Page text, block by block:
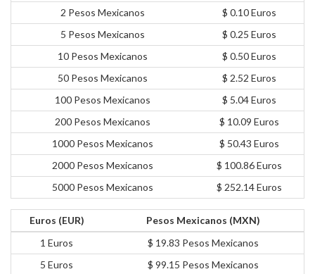
2 Pesos Mexicanos
$ 0.10 Euros
5 Pesos Mexicanos
$ 0.25 Euros
10 Pesos Mexicanos
$ 0.50 Euros
50 Pesos Mexicanos
$ 2.52 Euros
100 Pesos Mexicanos
$ 5.04 Euros
200 Pesos Mexicanos
$ 10.09 Euros
1000 Pesos Mexicanos
$ 50.43 Euros
2000 Pesos Mexicanos
$ 100.86 Euros
5000 Pesos Mexicanos
$ 252.14 Euros
Euros (EUR)
Pesos Mexicanos (MXN)
1 Euros
$ 19.83 Pesos Mexicanos
5 Euros
$ 99.15 Pesos Mexicanos